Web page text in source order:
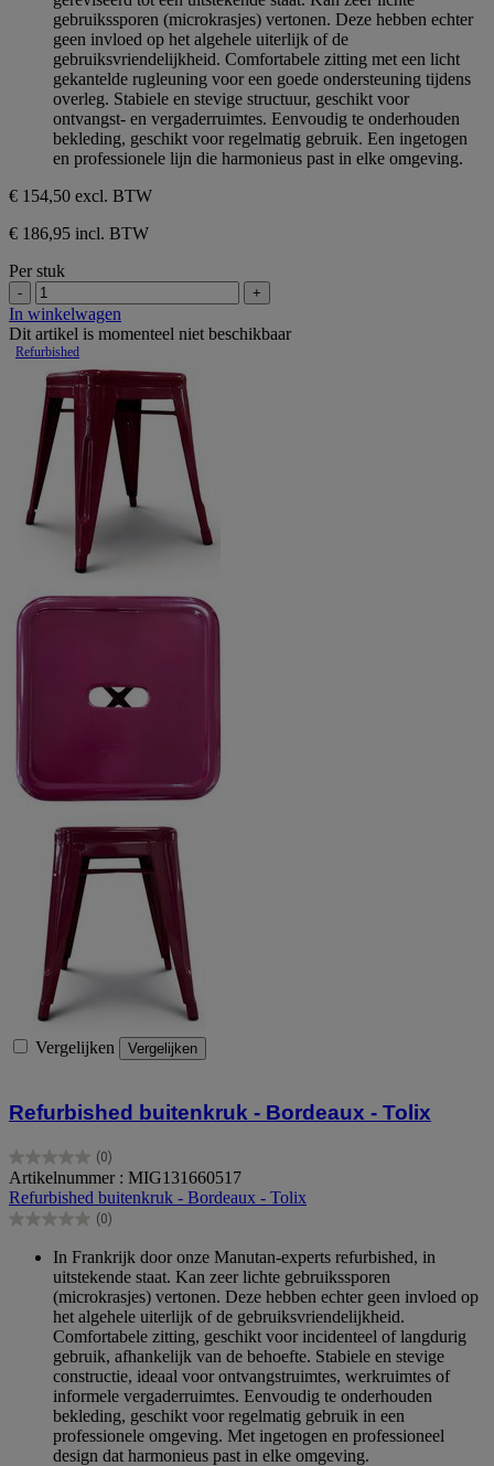
sterren.
gebruikssporen (microkrasjes) vertonen. Deze hebben echter
geen invloed op het algehele uiterlijk of de
gebruiksvriendelijkheid. Comfortabele zitting met een licht
gekantelde rugleuning voor een goede ondersteuning tijdens
overleg. Stabiele en stevige structuur, geschikt voor
ontvangst- en vergaderruimtes. Eenvoudig te onderhouden
bekleding, geschikt voor regelmatig gebruik. Een ingetogen
en professionele lijn die harmonieus past in elke omgeving.
€ 154,50 excl. BTW
€ 186,95 incl. BTW
Per stuk
- +
In winkelwagen
Dit artikel is momenteel niet beschikbaar
Vergelijken Vergelijken
Refurbished buitenkruk - Bordeaux - Tolix
(0)
0.0
van
de
5
Artikelnummer : MIG131660517
Refurbished buitenkruk - Bordeaux - Tolix
(0)
0.0
sterren.
In Frankrijk door onze Manutan-experts refurbished, in
uitstekende staat. Kan zeer lichte gebruikssporen
(microkrasjes) vertonen. Deze hebben echter geen invloed op
het algehele uiterlijk of de gebruiksvriendelijkheid.
Comfortabele zitting, geschikt voor incidenteel of langdurig
gebruik, afhankelijk van de behoefte. Stabiele en stevige
constructie, ideaal voor ontvangstruimtes, werkruimtes of
informele vergaderruimtes. Eenvoudig te onderhouden
bekleding, geschikt voor regelmatig gebruik in een
professionele omgeving. Met ingetogen en professioneel
design dat harmonieus past in elke omgeving.